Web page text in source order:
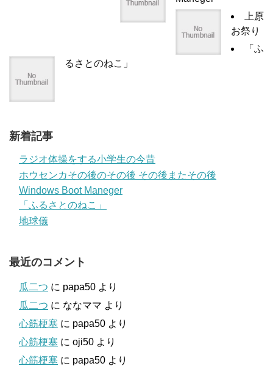
上原
お祭り
「ふ
るさとのねこ」
新着記事
ラジオ体操をする小学生の今昔
ホウセンカその後のその後 その後またその後
Windows Boot Maneger
「ふるさとのねこ」
地球儀
最近のコメント
瓜二つ に papa50 より
瓜二つ に ななママ より
心筋梗塞 に papa50 より
心筋梗塞 に oji50 より
心筋梗塞 に papa50 より